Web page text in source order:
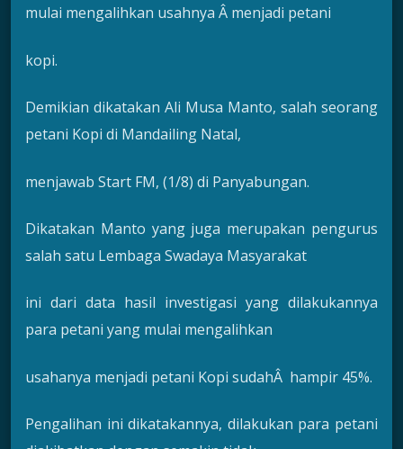
mulai mengalihkan usahnya Â menjadi petani
kopi.
Demikian dikatakan Ali Musa Manto, salah seorang
petani Kopi di Mandailing Natal,
menjawab Start FM, (1/8) di Panyabungan.
Dikatakan Manto yang juga merupakan pengurus
salah satu Lembaga Swadaya Masyarakat
ini dari data hasil investigasi yang dilakukannya
para petani yang mulai mengalihkan
usahanya menjadi petani Kopi sudahÂ hampir 45%.
Pengalihan ini dikatakannya, dilakukan para petani